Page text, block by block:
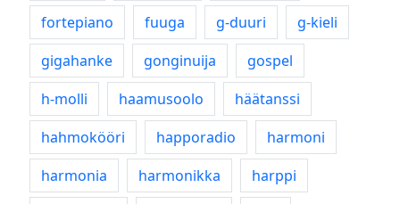
fortepiano
fuuga g-duuri
g-kieli
gigahanke
gonginuija
gospel
h-molli
haamusoolo
häätanssi
hahmokööri
happoradio
harmoni
harmonia
harmonikka harppi